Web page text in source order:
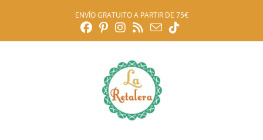
ENVÍO GRATUITO A PARTIR DE 75€